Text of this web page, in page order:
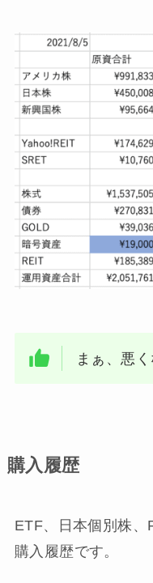
まぁ、悪
購入履歴
ETF、日本個別株
購入履歴です。